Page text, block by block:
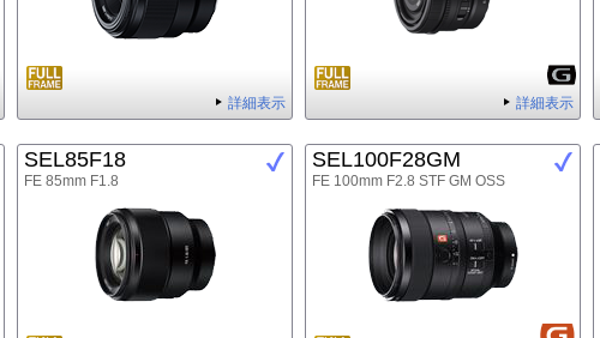
詳細表示 詳細表示
SEL85F18
FE 85mm F1.8
SEL100F28GM
FE 100mm F2.8 STF GM OSS